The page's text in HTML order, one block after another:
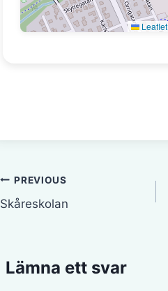
Leaflet
Inläggsnavigering
PREVIOUS
Skåreskolan
Lämna ett svar